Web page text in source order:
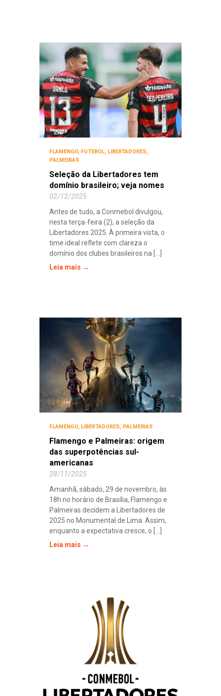
FLAMENGO, FUTEBOL, LIBERTADORES,
PALMEIRAS
Seleção da Libertadores tem
domínio brasileiro; veja nomes
02/12/2025
Antes de tudo, a Conmebol divulgou,
nesta terça-feira (2), a seleção da
Libertadores 2025. À primeira vista, o
time ideal reflete com clareza o
domínio dos clubes brasileiros na [...]
Leia mais →
FLAMENGO, LIBERTADORES, PALMEIRAS
Flamengo e Palmeiras: origem
das superpotências sul-
americanas
28/11/2025
Amanhã, sábado, 29 de novembro, às
18h no horário de Brasília, Flamengo e
Palmeiras decidem a Libertadores de
2025 no Monumental de Lima. Assim,
enquanto a expectativa cresce, o [...]
Leia mais →